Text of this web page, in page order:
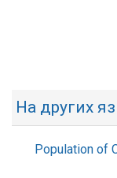
На других
Population of